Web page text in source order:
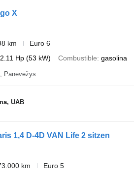
X
km
Euro 6
Hp (53 kW) Combustible gasolina
Panevėžys
UAB
1,4 D-4D VAN Life 2 sitzen
km
Euro 5